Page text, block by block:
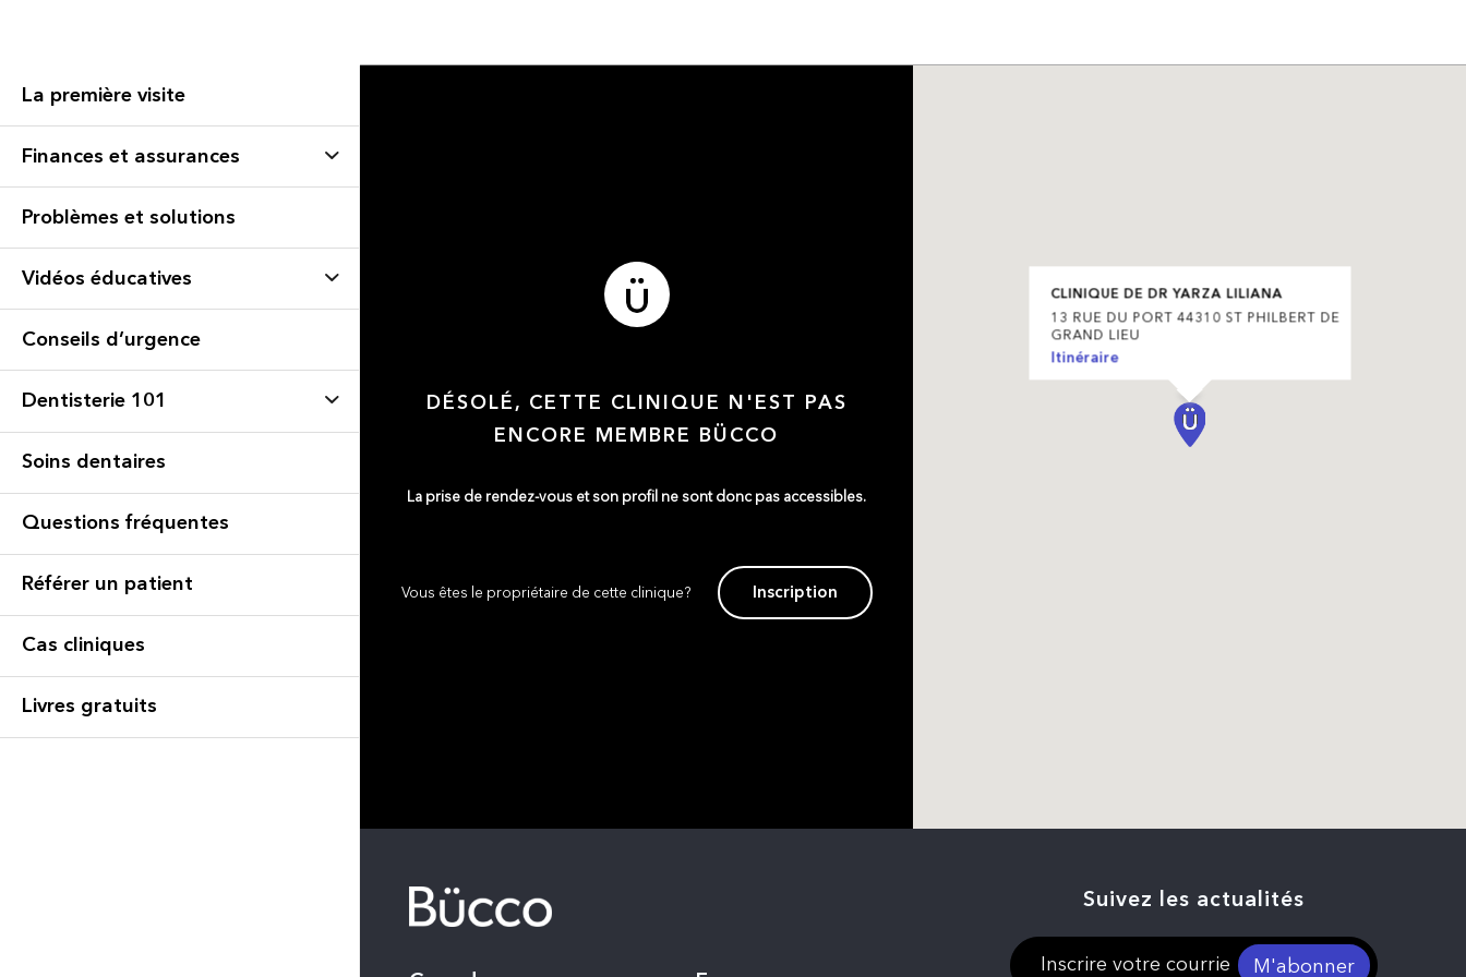
La première visite
Finances et assurances
Problèmes et solutions
Vidéos éducatives
Conseils d’urgence
Dentisterie 101
Soins dentaires
Questions fréquentes
Référer un patient
Cas cliniques
Livres gratuits
DÉSOLÉ, CETTE CLINIQUE N'EST PAS
ENCORE MEMBRE BÜCCO
La prise de rendez-vous et son profil ne sont donc pas accessibles.
Vous êtes le propriétaire de cette clinique? Inscription
CLINIQUE DE DR YARZA LILIANA
13 RUE DU PORT 44310 ST PHILBERT DE
GRAND LIEU
Itinéraire
Suivez les actualités
M'abonner